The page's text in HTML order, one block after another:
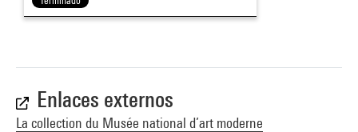
Enlaces externos
La collection du Musée national d’art moderne